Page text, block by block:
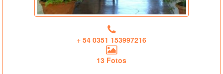
+ 54 0351 153997216
13 Fotos